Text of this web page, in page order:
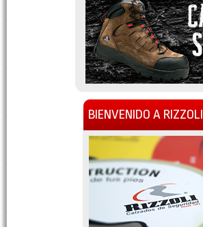
BIENVENIDO A RIZZOLI